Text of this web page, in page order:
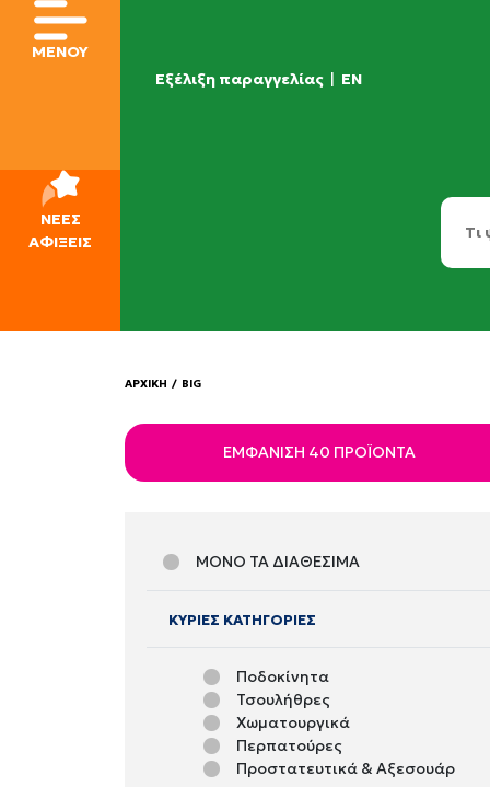
Εξέλιξη παραγγελίας | EN
ΜΕΝΟΥ
ΝΕΕΣ
ΑΦΙΞΕΙΣ
ΑΡΧΙΚΗ / BIG
ΕΜΦΆΝΙΣΗ 40 ΠΡΟΪΌΝΤΑ
ΜΟΝΟ ΤΑ ΔΙΑΘΕΣΙΜΑ
ΚΥΡΙΕΣ ΚΑΤΗΓΟΡΙΕΣ
Ποδοκίνητα
Τσουλήθρες
Χωματουργικά
Περπατούρες
Προστατευτικά & Αξεσουάρ